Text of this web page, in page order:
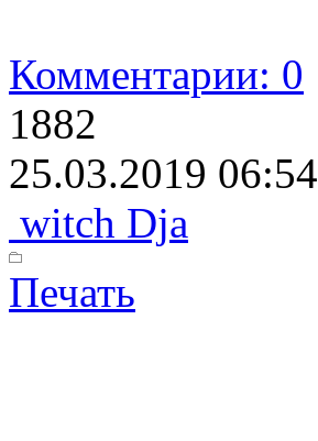
Комментарии: 0
1882
25.03.2019 06:54
witch Dja
Печать